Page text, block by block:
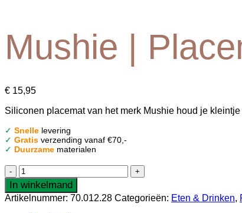
Mushie |
€ 15,95
Siliconen placemat van het merk Mushie houd je kleintje
✓ Snelle levering
✓ Gratis verzending vanaf €70,-
✓ Duurzame materialen
Mushie
|
Placemat
Bees
In winkelmand
Artikelnummer: 70.012.28 Categorieën: Eten & Drinken,